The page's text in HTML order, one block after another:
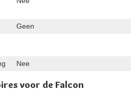
Geen
Nee
voor de Falcon